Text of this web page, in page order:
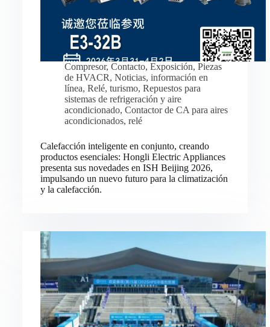
Compresor, Contacto, Exposición, Piezas
de HVACR, Noticias, información en
línea, Relé, turismo, Repuestos para
sistemas de refrigeración y aire
acondicionado, Contactor de CA para aires
acondicionados, relé
Calefacción inteligente en conjunto, creando
productos esenciales: Hongli Electric Appliances
presenta sus novedades en ISH Beijing 2026,
impulsando un nuevo futuro para la climatización
y la calefacción.